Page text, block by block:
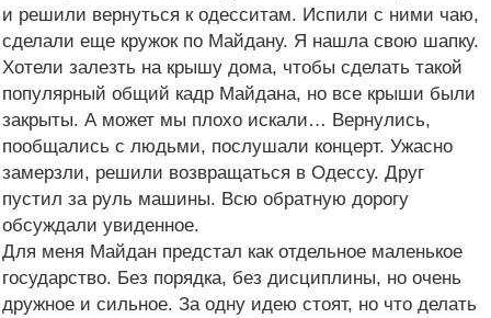
и решили вернуться к одесситам. Испили с ними чаю,
сделали еще кружок по Майдану. Я нашла свою шапку.
Хотели залезть на крышу дома, чтобы сделать такой
популярный общий кадр Майдана, но все крыши были
закрыты. А может мы плохо искали… Вернулись,
пообщались с людьми, послушали концерт. Ужасно
замерзли, решили возвращаться в Одессу. Друг
пустил за руль машины. Всю обратную дорогу
обсуждали увиденное.
Для меня Майдан предстал как отдельное маленькое
государство. Без порядка, без дисциплины, но очень
дружное и сильное. За одну идею стоят, но что делать